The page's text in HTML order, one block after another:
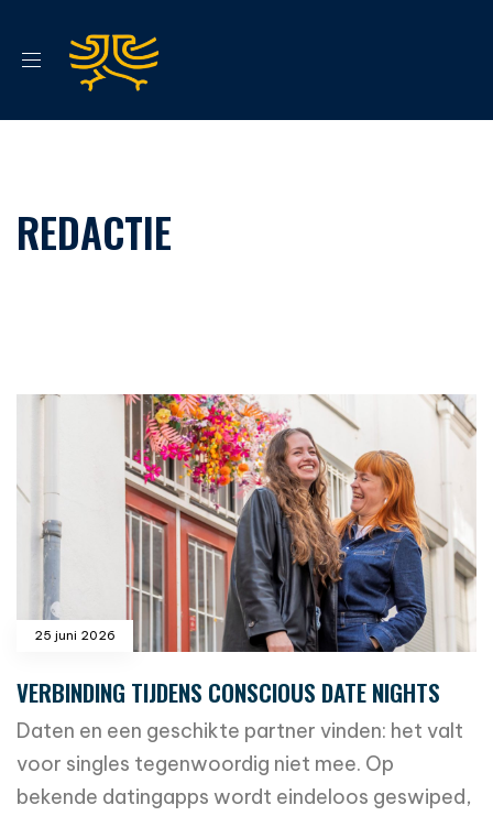
REDACTIE
25 juni 2026
VERBINDING TIJDENS CONSCIOUS DATE NIGHTS
Daten en een geschikte partner vinden: het valt
voor singles tegenwoordig niet mee. Op
bekende datingapps wordt eindeloos geswiped,